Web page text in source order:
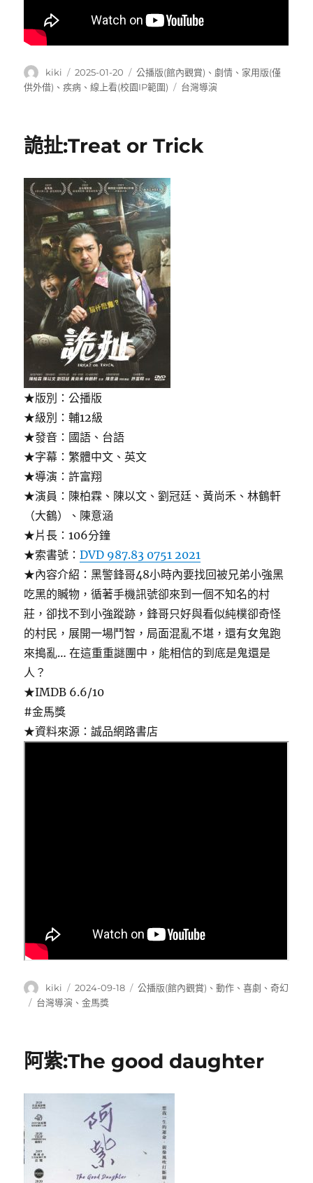
作
者
kiki
發
佈
2025-01-20
分
類
公播版(館內觀賞) 、 劇情 、 家用版(僅
供外借) 、疾病 、線上看(校園IP範圍)
標
台灣導演
詭扯:Treat or Trick
★版別：公播版
★級別：輔12級
★發音：國語、台語
★字幕：繁體中文、英文
★導演：許富翔
★演員：陳柏霖、陳以文、劉冠廷、黃尚禾、林鶴軒
（大鶴）、陳意涵
★片長：106分鐘
★索書號：DVD 987.83 0751 2021
★內容介紹：黑警鋒哥48小時內要找回被兄弟小強黑
吃黑的贓物，循著手機訊號卻來到一個不知名的村
莊，卻找不到小強蹤跡，鋒哥只好與看似純樸卻奇怪
的村民，展開一場鬥智，局面混亂不堪，還有女鬼跑
來搗亂… 在這重重謎團中，能相信的到底是鬼還是
人？
★IMDB 6.6/10
#金馬獎
★資料來源：誠品網路書店
作
者
kiki
發
佈
2024-09-18
分
公播版(館內觀賞) 、動作 、喜劇 、奇幻
標
台灣導演 、金馬獎
阿紫:The good daughter